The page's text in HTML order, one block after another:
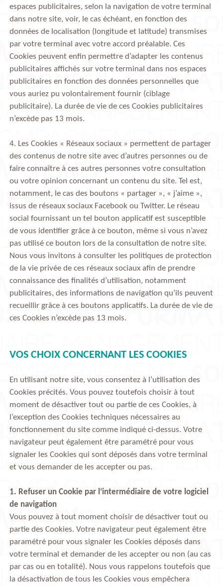
espaces publicitaires, selon la navigation de votre terminal
dans notre site, voir, le cas échéant, en fonction des
données de localisation (longitude et latitude) transmises
par votre terminal avec votre accord préalable. Ces
Cookies peuvent enfin permettre d’adapter les contenus
publicitaires affichés sur votre terminal dans nos espaces
publicitaires en fonction des données personnelles que
vous auriez pu volontairement fournir (ciblage
publicitaire). La durée de vie de ces Cookies publicitaires
n’excède pas 13 mois.
4. Les Cookies « Réseaux sociaux » permettent de partager
des contenus de notre site avec d’autres personnes ou de
faire connaître à ces autres personnes votre consultation
ou votre opinion concernant un contenu du site. Tel est,
notamment, le cas des boutons « partager », « j’aime »,
issus de réseaux sociaux Facebook ou Twitter. Le réseau
social fournissant un tel bouton applicatif est susceptible
de vous identifier grâce à ce bouton, même si vous n’avez
pas utilisé ce bouton lors de la consultation de notre site.
Nous vous invitons à consulter les politiques de protection
de la vie privée de ces réseaux sociaux afin de prendre
connaissance des finalités d’utilisation, notamment
publicitaires, des informations de navigation qu’ils peuvent
recueillir grâce à ces boutons applicatifs. La durée de vie de
ces Cookies n’excède pas 13 mois.
VOS CHOIX CONCERNANT LES COOKIES
En utilisant notre site, vous consentez à l’utilisation des
Cookies précités. Vous pouvez toutefois choisir à tout
moment de désactiver tout ou partie de ces Cookies, à
l’exception des Cookies techniques nécessaires au
fonctionnement du site comme indiqué ci-dessus. Votre
navigateur peut également être paramétré pour vous
signaler les Cookies qui sont déposés dans votre terminal
et vous demander de les accepter ou pas.
1. Refuser un Cookie par l’intermédiaire de votre logiciel
de navigation
Vous pouvez à tout moment choisir de désactiver tout ou
partie des Cookies. Votre navigateur peut également être
paramétré pour vous signaler les Cookies déposés dans
votre terminal et demander de les accepter ou non (au cas
par cas ou en totalité). Nous vous rappelons toutefois que
la désactivation de tous les Cookies vous empêchera